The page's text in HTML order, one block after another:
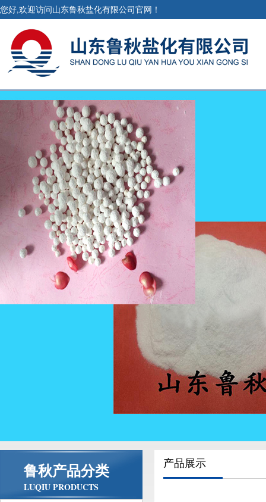
您好,欢迎访问山东鲁秋盐化有限公司官网！
鲁秋产品分类
LUQIU PRODUCTS
产品展示